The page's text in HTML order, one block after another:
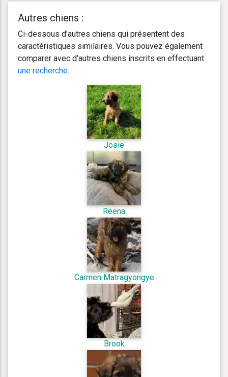
Autres chiens :
Ci-dessous d'autres chiens qui présentent des
caractéristiques similaires. Vous pouvez également
comparer avec d'autres chiens inscrits en effectuant
une recherche.
Josie
Reena
Carmen Matragyongye
Brook